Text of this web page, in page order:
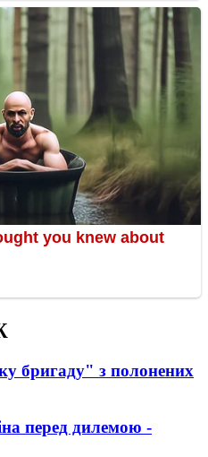
бригаду" з полонених
перед дилемою -